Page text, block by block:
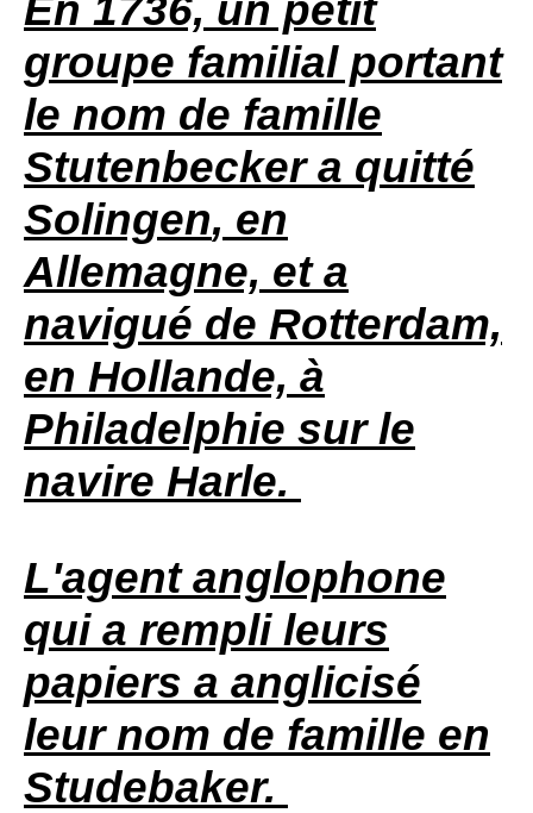
En 1736, un petit
groupe familial portant
le nom de famille
Stutenbeckera quitté
Solingen, en
Allemagne, et a
navigué de Rotterdam,
en Hollande, à
Philadelphie sur le
navire Harle.
L'agent anglophone
qui a rempli leurs
papiers a anglicisé
leur nom de famille en
Studebaker.